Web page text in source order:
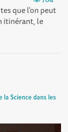
que l’on peut
itinérant, le
la Science dans les